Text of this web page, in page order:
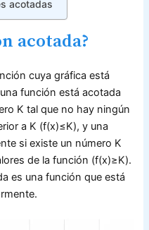
acotadas
acotada?
cuya gráfica está
función está acotada
K tal que no hay ningún
a K (f(x)≤K), y una
si existe un número K
de la función (f(x)≥K).
es una función que está